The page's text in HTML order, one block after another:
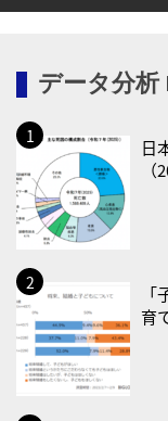
2026/08/10(月)
・糖化の日
2026/08/12(水)
・育児の日
2026/08/13(木)
・一汁三菜の日
・減塩の日
2026/08/18(火)
・防犯の日
データ分析
日
育